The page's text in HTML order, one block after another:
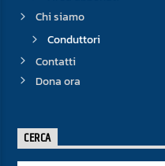
Chi siamo
Conduttori
Contatti
Dona ora
CERCA